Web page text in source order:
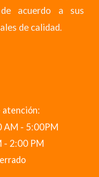
acuerdo a sus
de calidad.
AM - 5:00PM
- 2:00 PM